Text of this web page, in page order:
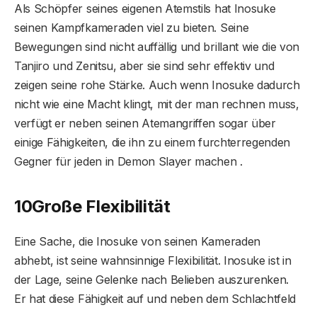
Als Schöpfer seines eigenen Atemstils hat Inosuke
seinen Kampfkameraden viel zu bieten. Seine
Bewegungen sind nicht auffällig und brillant wie die von
Tanjiro und Zenitsu, aber sie sind sehr effektiv und
zeigen seine rohe Stärke. Auch wenn Inosuke dadurch
nicht wie eine Macht klingt, mit der man rechnen muss,
verfügt er neben seinen Atemangriffen sogar über
einige Fähigkeiten, die ihn zu einem furchterregenden
Gegner für jeden in Demon Slayer machen .
10Große Flexibilität
Eine Sache, die Inosuke von seinen Kameraden
abhebt, ist seine wahnsinnige Flexibilität. Inosuke ist in
der Lage, seine Gelenke nach Belieben auszurenken.
Er hat diese Fähigkeit auf und neben dem Schlachtfeld